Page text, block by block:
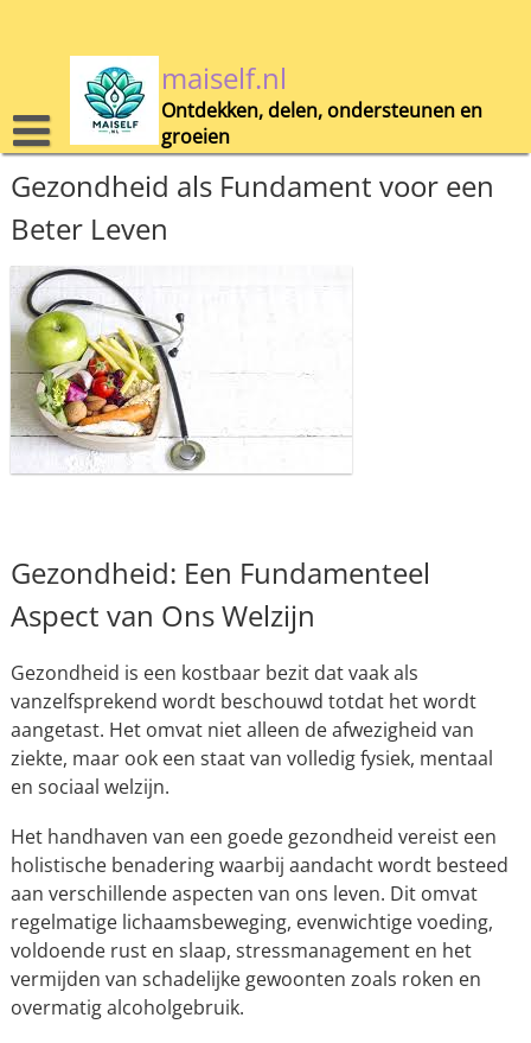
maiself.nl
Ontdekken, delen, ondersteunen en
groeien
Gezondheid als Fundament voor een
Beter Leven
Gezondheid: Een Fundamenteel
Aspect van Ons Welzijn
Gezondheid is een kostbaar bezit dat vaak als
vanzelfsprekend wordt beschouwd totdat het wordt
aangetast. Het omvat niet alleen de afwezigheid van
ziekte, maar ook een staat van volledig fysiek, mentaal
en sociaal welzijn.
Het handhaven van een goede gezondheid vereist een
holistische benadering waarbij aandacht wordt besteed
aan verschillende aspecten van ons leven. Dit omvat
regelmatige lichaamsbeweging, evenwichtige voeding,
voldoende rust en slaap, stressmanagement en het
vermijden van schadelijke gewoonten zoals roken en
overmatig alcoholgebruik.